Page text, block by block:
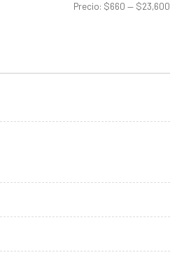
Precio: $660 — $23,600